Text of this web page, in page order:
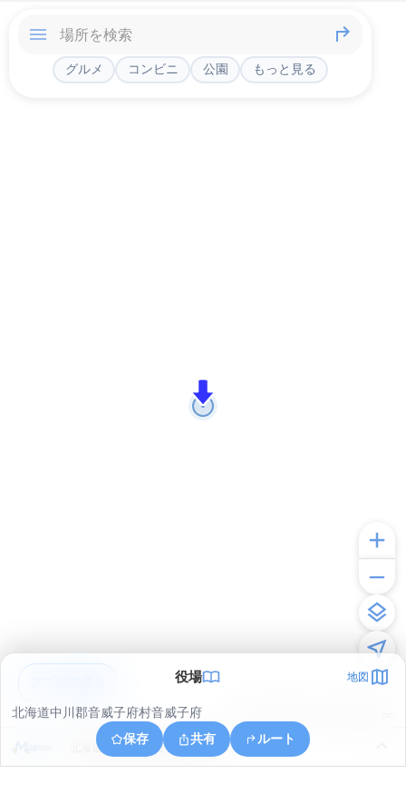
グルメ コンビニ 公園 もっと見る
役場 地図
北海道中川郡音威子府村音威子府
保存
共有 ルート
北海道中川郡音威子府村物満内